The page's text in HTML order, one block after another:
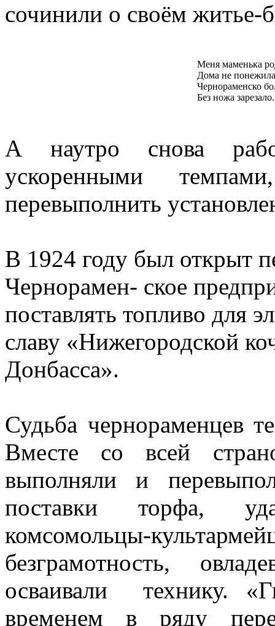
сочинили о своём житье-
Меня маменька
Дома не
Чернораменско
Без ножа зарезало.
А наутро снова
ускоренными
перевыполнить
В 1924 году был открыт
Чернорамен- ское
поставлять топливо для
славу «Нижегородской
Донбасса».
Судьба чернораменцев
Вместе со всей
выполняли и
поставки торфа,
комсомольцы-
безграмотность,
осваивали технику.
временем в ряду